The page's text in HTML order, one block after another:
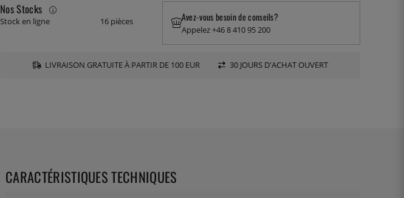
Nos Stocks
Stock en ligne 16 pièces Avez-vous besoin de conseils?
Appelez +46 8 410 95 200
LIVRAISON GRATUITE À PARTIR DE 100 EUR 30 JOURS D'ACHAT OUVERT
CARACTÉRISTIQUES TECHNIQUES